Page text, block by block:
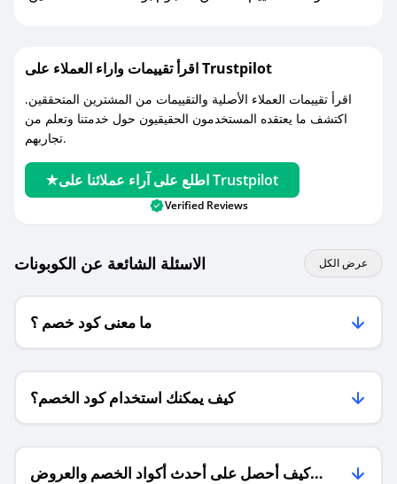
اقرأ تقييمات واراء العملاء على Trustpilot
اقرأ تقييمات العملاء الأصلية والتقييمات من المشترين المتحققين.
اكتشف ما يعتقده المستخدمون الحقيقيون حول خدمتنا وتعلم من
تجاربهم.
اطلع على آراء عملائنا على Trustpilot
Verified Reviews
الاسئلة الشائعة عن الكوبونات عرض الكل
ما معنى كود خصم ؟
كيف يمكنك استخدام كود الخصم؟
كيف أحصل على أحدث أكواد الخصم والعروض